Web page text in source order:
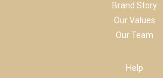
Brand Story
Our Values
Our Team
Help